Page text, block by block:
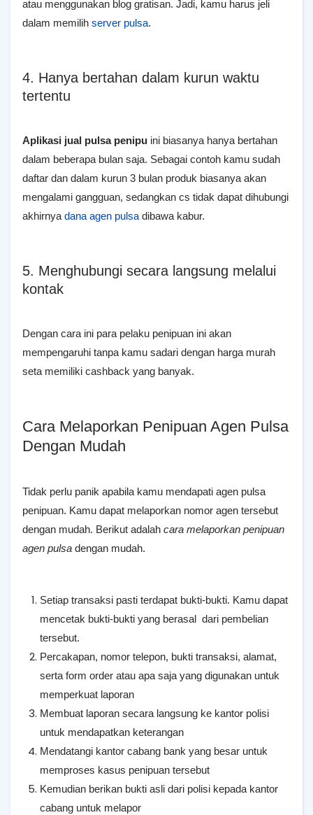
atau menggunakan blog gratisan. Jadi, kamu harus jeli
dalam memilih server pulsa.
4. Hanya bertahan dalam kurun waktu
tertentu
Aplikasi jual pulsa penipu ini biasanya hanya bertahan
dalam beberapa bulan saja. Sebagai contoh kamu sudah
daftar dan dalam kurun 3 bulan produk biasanya akan
mengalami gangguan, sedangkan cs tidak dapat dihubungi
akhirnya dana agen pulsa dibawa kabur.
5. Menghubungi secara langsung melalui
kontak
Dengan cara ini para pelaku penipuan ini akan
mempengaruhi tanpa kamu sadari dengan harga murah
seta memiliki cashback yang banyak.
Cara Melaporkan Penipuan Agen Pulsa
Dengan Mudah
Tidak perlu panik apabila kamu mendapati agen pulsa
penipuan. Kamu dapat melaporkan nomor agen tersebut
dengan mudah. Berikut adalah cara melaporkan penipuan
agen pulsa dengan mudah.
Setiap transaksi pasti terdapat bukti-bukti. Kamu dapat
mencetak bukti-bukti yang berasal dari pembelian
tersebut.
Percakapan, nomor telepon, bukti transaksi, alamat,
serta form order atau apa saja yang digunakan untuk
memperkuat laporan
Membuat laporan secara langsung ke kantor polisi
untuk mendapatkan keterangan
Mendatangi kantor cabang bank yang besar untuk
memproses kasus penipuan tersebut
Kemudian berikan bukti asli dari polisi kepada kantor
cabang untuk melapor